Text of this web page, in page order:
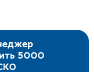
5000